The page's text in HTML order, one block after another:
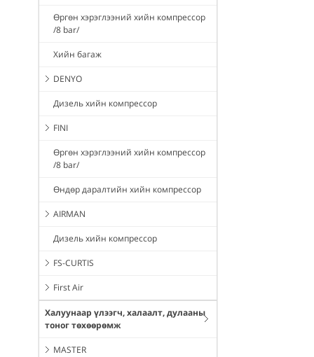
Өргөн хэрэглээний хийн компрессор
/8 bar/
Хийн багаж
DENYO
Дизель хийн компрессор
FINI
Өргөн хэрэглээний хийн компрессор
/8 bar/
Өндөр даралтийн хийн компрессор
AIRMAN
Дизель хийн компрессор
FS-CURTIS
First Air
Халуунаар үлээгч, халаалт, дулааны
тоног төхөөрөмж
MASTER